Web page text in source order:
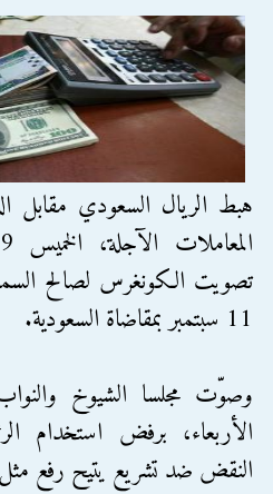
هبط الريال السعودي مقابل
تصويت الكونغرس لصالح
11 سبتمبر بمقاضاة السعودية.
وصوّت مجلسا الشيوخ
الأربعاء، برفض استخدام
النقض ضد تشريع يتيح رفع